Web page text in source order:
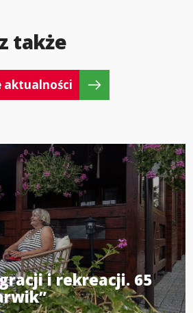
także
aktualności
i rekreacji. 65